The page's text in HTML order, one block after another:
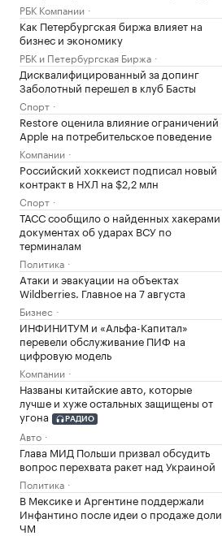
РБК Компании
Как Петербургская биржа влияет на
бизнес и экономику
РБК и Петербургская Биржа
Дисквалифицированный за допинг
Заболотный перешел в клуб Басты
Спорт
Restore оценила влияние ограничений
Apple на потребительское поведение
Компании
Российский хоккеист подписал новый
контракт в НХЛ на $2,2 млн
Спорт
ТАСС сообщило о найденных хакерами
документах об ударах ВСУ по
терминалам
Политика
Атаки и эвакуации на объектах
Wildberries. Главное на 7 августа
Бизнес
ИНФИНИТУМ и «Альфа-Капитал»
перевели обслуживание ПИФ на
цифровую модель
Компании
Названы китайские авто, которые
лучше и хуже остальных защищены от
угона
РАДИО
Авто
Глава МИД Польши призвал обсудить
вопрос перехвата ракет над Украиной
Политика
В Мексике и Аргентине поддержали
Инфантино после идеи о продаже доли
ЧМ